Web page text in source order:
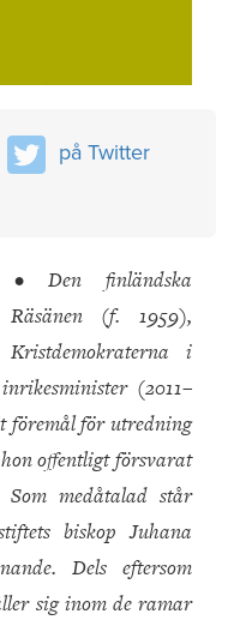
på Twitter
• Den finländska
Räsänen (f. 1959),
i
(2011–
föremål för utredning
offentligt försvarat
Som medåtalad står
biskop Juhana
Dels eftersom
sig inom de ramar